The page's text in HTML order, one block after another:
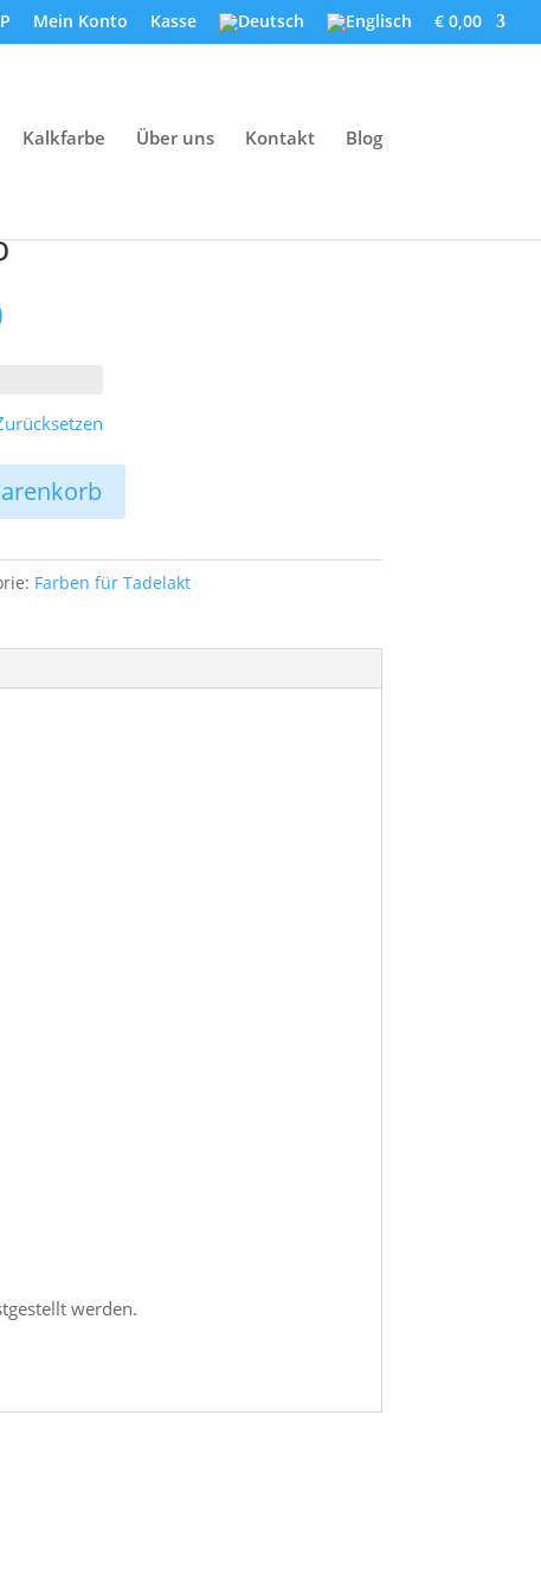
Mein Konto Kasse € 0,00
Kalkfarbe Über uns Kontakt Blog
Preisspanne:
Farben für Tadelakt
werden.